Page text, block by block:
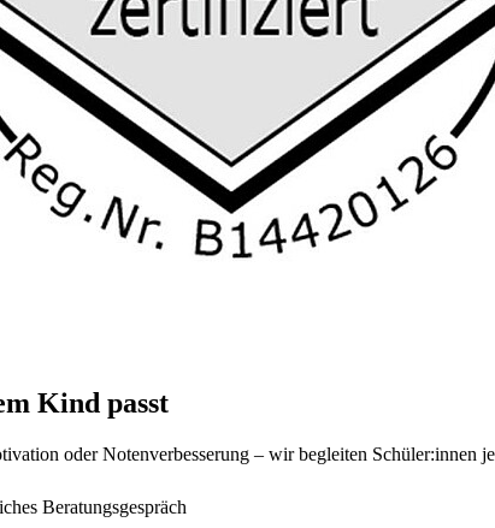
Kind passt
oder Notenverbesserung – wir begleiten Schüler:innen
Beratungsgespräch